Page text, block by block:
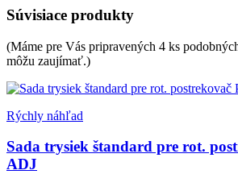
Súvisiace produkty
(Máme pre Vás pripravených 4 ks
môžu zaujímať.)
Rýchly náhľad
Sada trysiek štandard pre rot.
ADJ